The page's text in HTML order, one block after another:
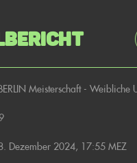
Meisterschaft - Weibliche
Dezember 2024, 17:55 MEZ